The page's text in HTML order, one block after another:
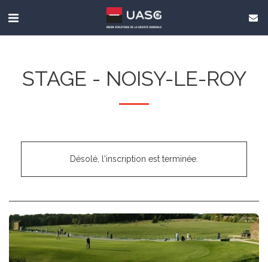
STAGE - NOISY-LE-ROY
Désolé, l'inscription est terminée.